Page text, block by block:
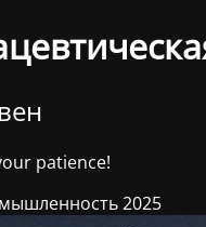
patience!
2025